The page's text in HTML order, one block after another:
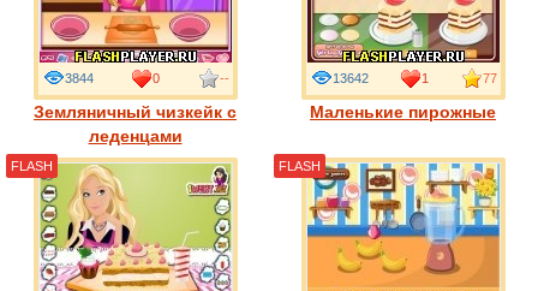
Земляничный чизкейк с
леденцами
3844 0 --
Маленькие пирожные
13642 1 77
FLASH FLASH